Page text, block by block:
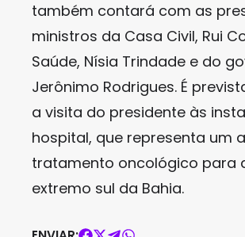
também contará com as
ministros da Casa Civil, Rui
Saúde, Nísia Trindade e do
Jerônimo Rodrigues. É
a visita do presidente às
hospital, que representa um
tratamento oncológico para
extremo sul da Bahia.